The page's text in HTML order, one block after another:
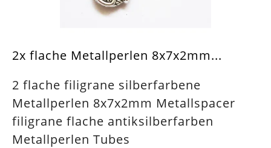
2x flache Metallperlen 8x7x2mm...
2 flache filigrane silberfarbene
Metallperlen 8x7x2mm Metallspacer
filigrane flache antiksilberfarben
Metallperlen Tubes